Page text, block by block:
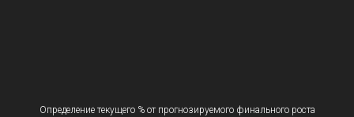
Определение текущего % от прогнозируемого финального роста